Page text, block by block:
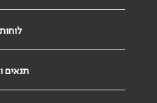
תנאים